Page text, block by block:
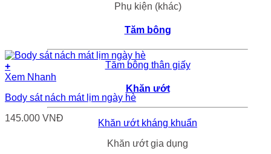
Phụ kiện (khác)
Tăm bông
Tăm bông thân giấy
Khăn ướt
Khăn ướt kháng khuẩn
Khăn ướt gia dụng
+
Sản
này
nhiều
Xem Nhanh
Body sát nách mát lịm ngày hè
145.000 VNĐ